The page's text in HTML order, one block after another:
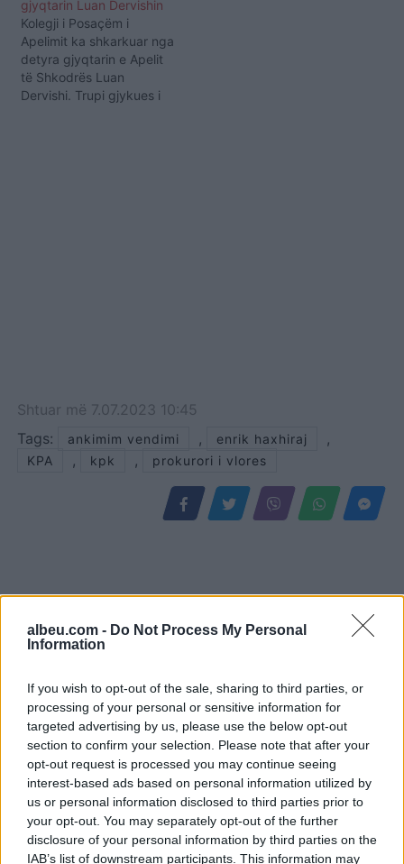
albeu.com - Do Not Process My Personal
Information
If you wish to opt-out of the sale, sharing to third parties, or
processing of your personal or sensitive information for
targeted advertising by us, please use the below opt-out
section to confirm your selection. Please note that after your
opt-out request is processed you may continue seeing
interest-based ads based on personal information utilized by
us or personal information disclosed to third parties prior to
your opt-out. You may separately opt-out of the further
disclosure of your personal information by third parties on the
IAB’s list of downstream participants. This information may
gjyqtarin Luan Dervishin
Kolegji i Posaçëm i
Apelimit ka shkarkuar nga
detyra gjyqtarin e Apelit
të Shkodrës Luan
Dervishi. Trupi gjykues i
Shtuar më 7.07.2023 10:45
Tags:
ankimim vendimi , enrik haxhiraj ,
KPA , kpk , prokurori i vlores
SafeJournalists
kundërshton rregullat e
reja të GJKKO-së për
median: Të rishikohen
kufizimet ndaj gazetarëve
dhe informimit publik
Nënë e bir humbën jetën
në aksidentin tragjik/
Ishin nisur për në punë,
por fati u kishte rezervuar
udhëtimin e fundit (FOTO)